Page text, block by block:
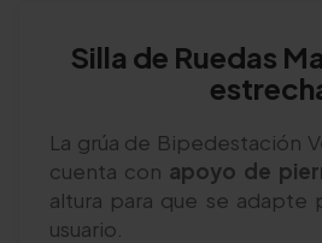
Silla de Ruedas
La grúa de Bipedestación
cuenta con apoyo de
altura para que se adapte
usuario.